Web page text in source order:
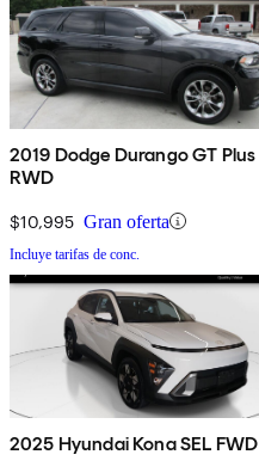
2019 Dodge Durango GT Plus
RWD
$10,995 Gran oferta
Incluye tarifas de conc.
2025 Hyundai Kona SEL FWD